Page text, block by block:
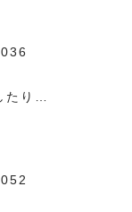
たり…